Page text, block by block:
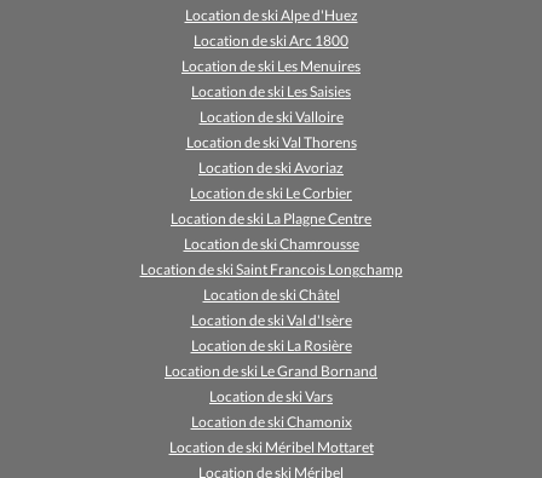
Location de ski Alpe d'Huez
Location de ski Arc 1800
Location de ski Les Menuires
Location de ski Les Saisies
Location de ski Valloire
Location de ski Val Thorens
Location de ski Avoriaz
Location de ski Le Corbier
Location de ski La Plagne Centre
Location de ski Chamrousse
Location de ski Saint Francois Longchamp
Location de ski Châtel
Location de ski Val d'Isère
Location de ski La Rosière
Location de ski Le Grand Bornand
Location de ski Vars
Location de ski Chamonix
Location de ski Méribel Mottaret
Location de ski Méribel